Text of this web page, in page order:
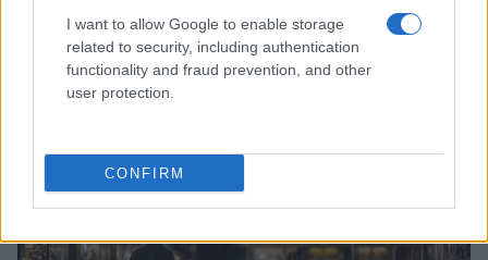
I want to allow Google to enable storage
related to security, including authentication
functionality and fraud prevention, and other
user protection.
CONFIRM
San Diego Comic-Con 2026: l’avventura di Lanterns
Training Headquarters
Ilaria Mauri · 8 Ago 2026